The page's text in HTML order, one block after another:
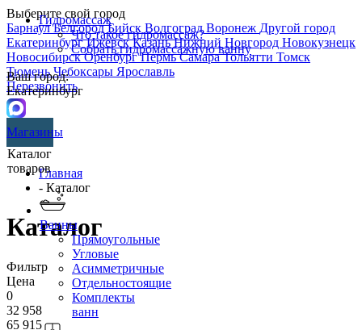
Выберите свой город
БарнаулБелгородБийск ВолгоградВоронеж Другой город
ЕкатеринбургИжевскКазаньНижний Новгород Новокузнецк
НовосибирскОренбургПермьСамараТольятти Томск
ТюменьЧебоксары Ярославль
Перезвонить
Гидромассаж
Что такое гидромассаж?
Собрать гидромассажную ванну
Ваш город:
Екатеринбург
Магазины
Каталог
товаров
Ванны
Прямоугольные
Угловые
Асимметричные
Отдельностоящие
Комплекты
ванн
Главная
- Каталог
Каталог
Фильтр
Цена
0
32 958
65 915